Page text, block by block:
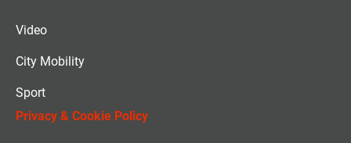
Video
City Mobility
Sport
Privacy & Cookie Policy